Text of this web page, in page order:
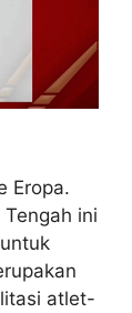
Eropa.
ini
atlet-